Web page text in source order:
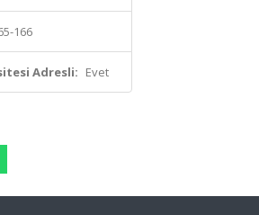
166
Adresli: Evet